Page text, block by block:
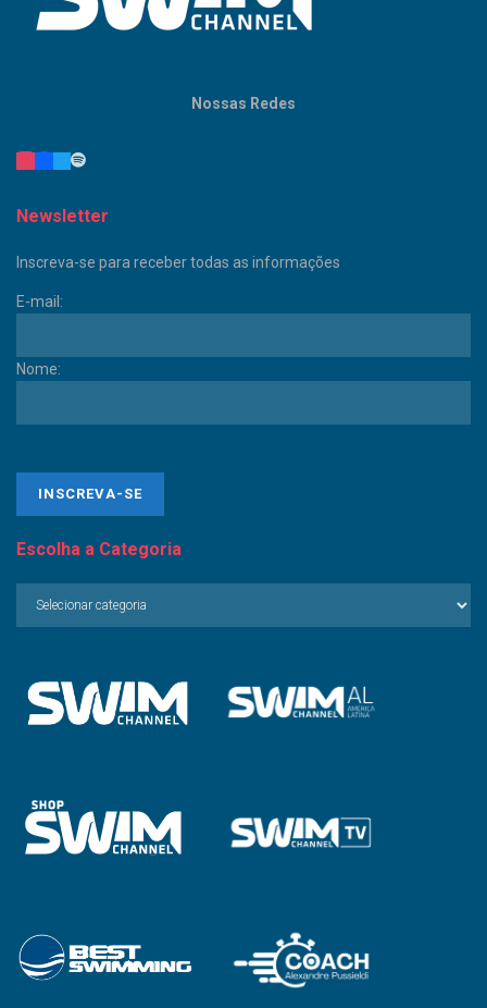
Nossas Redes
Newsletter
Inscreva-se para receber todas as informações
E-mail:
Nome:
Escolha a Categoria